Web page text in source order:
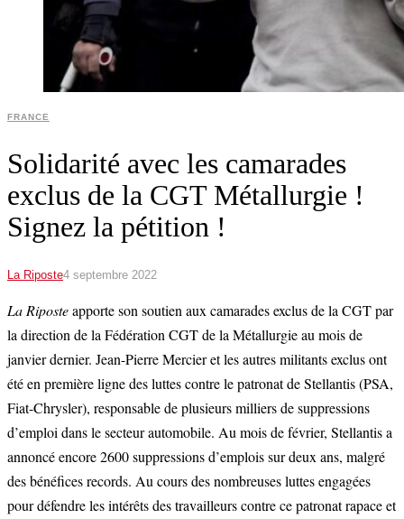
FRANCE
Solidarité avec les camarades
exclus de la CGT Métallurgie !
Signez la pétition !
La Riposte4 septembre 2022
La Riposteapporte son soutien aux camarades exclus de la CGT par
la direction de la Fédération CGT de la Métallurgie au mois de
janvier dernier. Jean-Pierre Mercier et les autres militants exclus ont
été en première ligne des luttes contre le patronat de Stellantis (PSA,
Fiat-Chrysler), responsable de plusieurs milliers de suppressions
d’emploi dans le secteur automobile. Au mois de février, Stellantis a
annoncé encore 2600 suppressions d’emplois sur deux ans, malgré
des bénéfices records. Au cours des nombreuses luttes engagées
pour défendre les intérêts des travailleurs contre ce patronat rapace et